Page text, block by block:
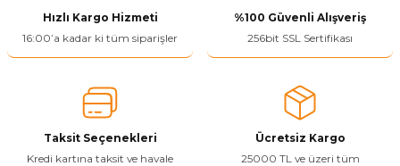
Ürün resmi kalitesiz, bozuk veya görüntülenemiyor.
Ürün bilgilerinde hatalar bulunuyor.
Ürün fiyatı diğer sitelerden daha pahalı.
Bu ürüne benzer farklı alternatifler olmalı.
Hızlı Kargo Hizmeti
16:00’a kadar ki tüm siparişler
%100 Güvenli Alışveriş
256bit SSL Sertifikası
Taksit Seçenekleri
Kredi kartına taksit ve havale
Ücretsiz Kargo
25000 TL ve üzeri tüm